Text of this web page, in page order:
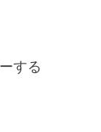
する